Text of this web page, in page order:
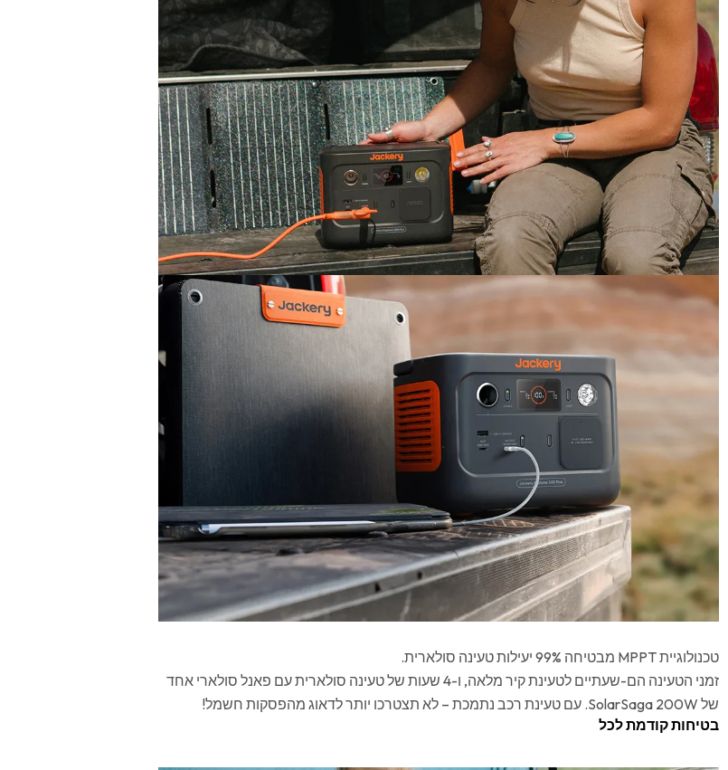
טכנולוגיית MPPT מבטיחה 99% יעילות טעינה סולארית.
זמני הטעינה הם-שעתיים לטעינת קיר מלאה, ו-4 שעות של טעינה סולארית עם פאנל סולארי אחד
של SolarSaga 200W. עם טעינת רכב נתמכת – לא תצטרכו יותר לדאוג מהפסקות חשמל!
בטיחות קודמת לכל